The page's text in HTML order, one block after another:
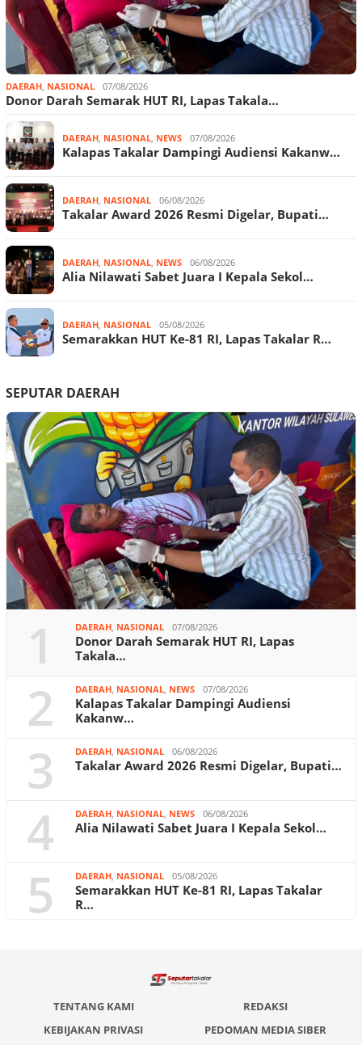
DAERAH NASIONAL 07/08/2026
Donor Darah Semarak HUT RI, Lapas Takala…
DAERAH NASIONAL NEWS 07/08/2026
Kalapas Takalar Dampingi Audiensi Kakanw…
DAERAH NASIONAL 06/08/2026
Takalar Award 2026 Resmi Digelar, Bupati…
DAERAH NASIONAL NEWS 06/08/2026
Alia Nilawati Sabet Juara I Kepala Sekol…
DAERAH NASIONAL 05/08/2026
Semarakkan HUT Ke-81 RI, Lapas Takalar R…
SEPUTAR DAERAH
1 DAERAH NASIONAL 07/08/2026
Donor Darah Semarak HUT RI, Lapas
Takala…
2 DAERAH NASIONAL NEWS 07/08/2026
Kalapas Takalar Dampingi Audiensi
Kakanw…
3 DAERAH NASIONAL 06/08/2026
Takalar Award 2026 Resmi Digelar, Bupati…
4 DAERAH NASIONAL NEWS 06/08/2026
Alia Nilawati Sabet Juara I Kepala Sekol…
5 DAERAH NASIONAL 05/08/2026
Semarakkan HUT Ke-81 RI, Lapas Takalar
R…
TENTANG KAMI
REDAKSI
KEBIJAKAN PRIVASI
PEDOMAN MEDIA SIBER